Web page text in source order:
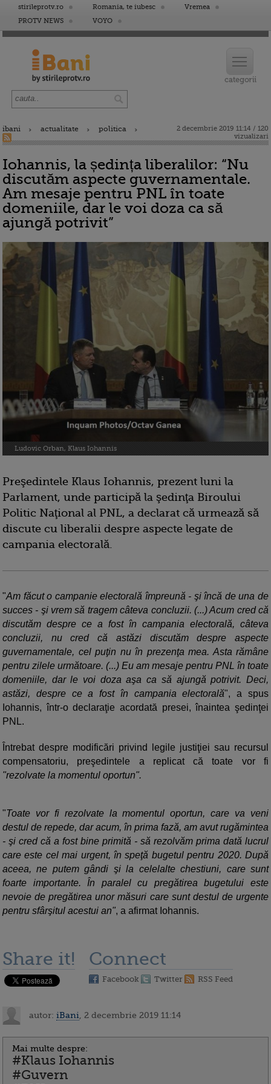
stirileprotv.ro Romania, te iubesc
Vremea
PROTV NEWS
VOYO
ibani actualitate politica
2 decembrie 2019 11:14 / 120
vizualizari
Iohannis, la ședința liberalilor: “Nu
discutăm aspecte guvernamentale.
Am mesaje pentru PNL în toate
domeniile, dar le voi doza ca să
ajungă potrivit”
Ludovic Orban, Klaus Iohannis
Preşedintele Klaus Iohannis, prezent luni la
Parlament, unde participă la şedinţa Biroului
Politic Naţional al PNL, a declarat că urmează să
discute cu liberalii despre aspecte legate de
campania electorală.
"Am făcut o campanie electorală împreună - şi încă de una de
succes - şi vrem să tragem câteva concluzii. (...) Acum cred că
discutăm despre ce a fost în campania electorală, câteva
concluzii, nu cred că astăzi discutăm despre aspecte
guvernamentale, cel puţin nu în prezenţa mea. Asta rămâne
pentru zilele următoare. (...) Eu am mesaje pentru PNL în toate
domeniile, dar le voi doza aşa ca să ajungă potrivit. Deci,
astăzi, despre ce a fost în campania electorală", a spus
Iohannis, într-o declaraţie acordată presei, înaintea şedinţei
PNL.
Întrebat despre modificări privind legile justiţiei sau recursul
compensatoriu, preşedintele a replicat că toate vor fi
"rezolvate la momentul oportun".
"Toate vor fi rezolvate la momentul oportun, care va veni
destul de repede, dar acum, în prima fază, am avut rugămintea
- şi cred că a fost bine primită - să rezolvăm prima dată lucrul
care este cel mai urgent, în speţă bugetul pentru 2020. După
aceea, ne putem gândi şi la celelalte chestiuni, care sunt
foarte importante. În paralel cu pregătirea bugetului este
nevoie de pregătirea unor măsuri care sunt destul de urgente
pentru sfârşitul acestui an", a afirmat Iohannis.
Share it! Connect
Facebook Twitter RSS Feed
autor: iBani , 2 decembrie 2019 11:14
Mai multe despre:
#Klaus Iohannis
#Guvern